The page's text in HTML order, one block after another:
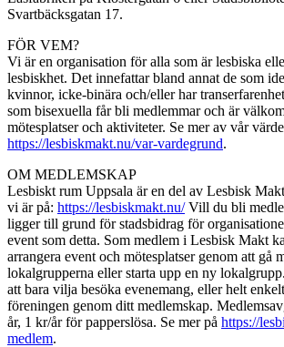
Svartbäcksgatan 17.
FÖR VEM?
Vi är en organisation för alla som är lesbiska
lesbiskhet. Det innefattar bland annat de som
kvinnor, icke-binära och/eller har
som bisexuella får bli medlemmar och är
mötesplatser och aktiviteter. Se mer av vår
https://lesbiskmakt.nu/var-vardegrund.
OM MEDLEMSKAP
Lesbiskt rum Uppsala är en del av Lesbisk
vi är på: https://lesbiskmakt.nu/Vill du bli
ligger till grund för stadsbidrag för
event som detta. Som medlem i Lesbisk Makt
arrangera event och mötesplatser genom att gå
lokalgrupperna eller starta upp en ny
att bara vilja besöka evenemang, eller helt
föreningen genom ditt medlemskap.
år, 1 kr/år för papperslösa. Se mer på https://
medlem.